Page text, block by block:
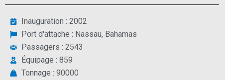
Inauguration : 2002
Port d'attache : Nassau, Bahamas
Passagers : 2543
Équipage : 859
Tonnage : 90000